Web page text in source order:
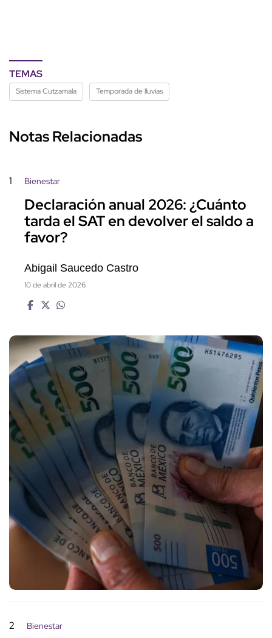
TEMAS
Sistema Cutzamala Temporada de lluvias
Notas Relacionadas
1 Bienestar
Declaración anual 2026: ¿Cuánto
tarda el SAT en devolver el saldo a
favor?
Abigail Saucedo Castro
10 de abril de 2026
2 Bienestar